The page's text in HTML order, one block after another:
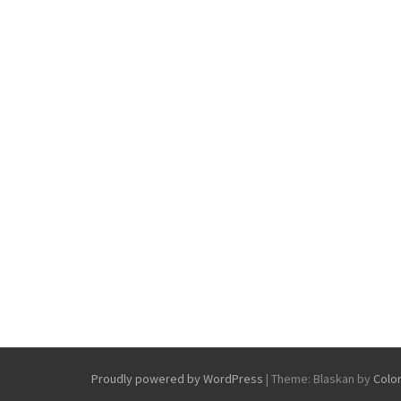
Proudly powered by WordPress | Theme: Blaskan by